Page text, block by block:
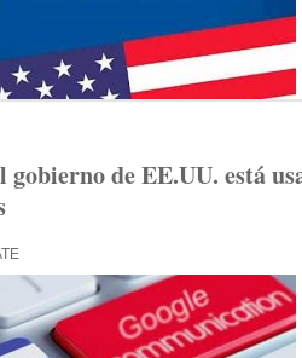
gobierno de EE.UU. está